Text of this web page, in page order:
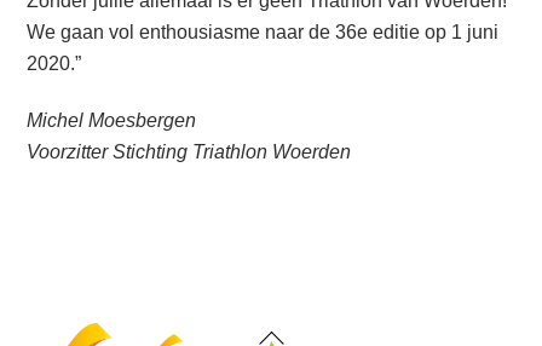
We gaan vol enthousiasme naar de 36e editie op 1 juni
2020.”
Michel Moesbergen
Voorzitter Stichting Triathlon Woerden
Back